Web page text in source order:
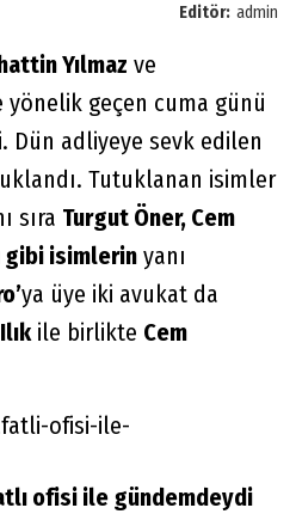
Editör: admin
Yılmaz ve
yönelik geçen cuma günü
Dün adliyeye sevk edilen
Tutuklanan isimler
sıra Turgut Öner, Cem
gibi isimlerin yanı
ya üye iki avukat da
ile birlikte Cem
ofisi ile gündemdeydi